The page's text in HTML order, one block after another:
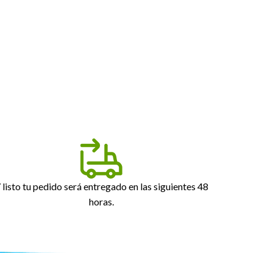
listo tu pedido será entregado en las siguientes 48
horas.